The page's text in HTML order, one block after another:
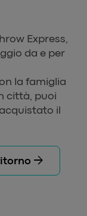
Express,
da e per
la famiglia
città, puoi
il
arrow_forward